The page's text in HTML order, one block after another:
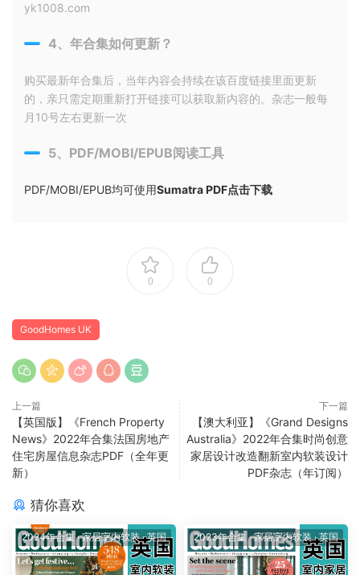
yk1008.com
4、年合集如何更新？
购买最新年合集后，当年内容会持续在该百度链接里面更新
的，亲只需定期重新打开链接可以获取新内容的。杂志一般每
月10号左右更新一次
5、PDF/MOBI/EPUB阅读工具
PDF/MOBI/EPUB均可使用Sumatra PDF点击下载
0 0
GoodHomes UK
上一篇
【英国版】《French Property
News》2022年合集法国房地产
住宅房屋信息杂志PDF（全年更
新）
下一篇
【澳大利亚】《Grand Designs
Australia》2022年合集时尚创意
家居设计改造翻新室内软装设计
PDF杂志（年订阅）
猜你喜欢
2024年合集·家居室内软装·英国 2023年合集·家居室内软装·英国